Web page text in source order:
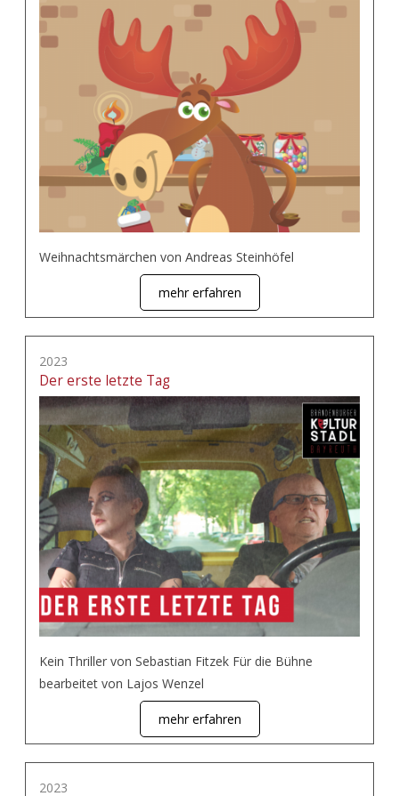
Weihnachtsmärchen von Andreas Steinhöfel
mehr erfahren
2023
Der erste letzte Tag
Kein Thriller von Sebastian Fitzek Für die Bühne
bearbeitet von Lajos Wenzel
mehr erfahren
2023